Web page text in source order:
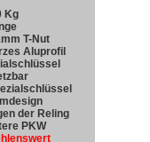
Kg
T-Nut
Aluprofil
der Reling
PKW